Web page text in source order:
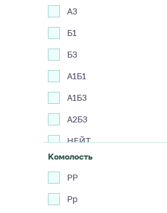
А3
Б1
Б3
А1Б1
А1Б3
А2Б3
НЕЙТ
Проверяемый
Комолость
PP
Pp